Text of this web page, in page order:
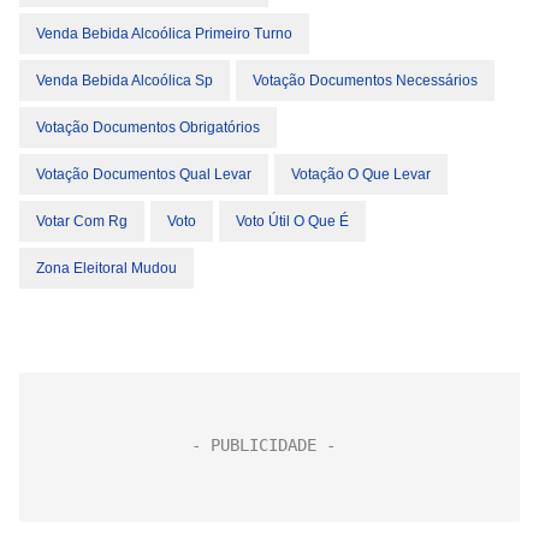
Venda Bebida Alcoólica Primeiro Turno
Venda Bebida Alcoólica Sp Votação Documentos Necessários
Votação Documentos Obrigatórios
Votação Documentos Qual Levar Votação O Que Levar
Votar Com Rg Voto Voto Útil O Que É
Zona Eleitoral Mudou